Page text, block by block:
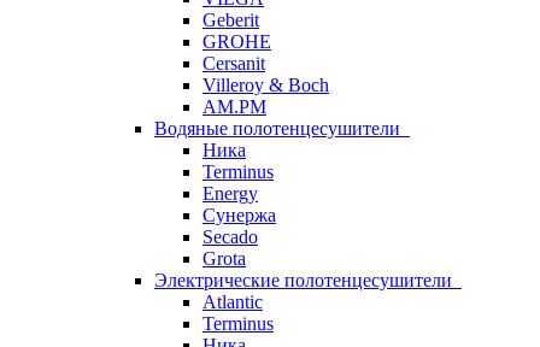
Geberit
GROHE
Cersanit
Villeroy & Boch
AM.PM
Водяные полотенцесушители
Ника
Terminus
Energy
Сунержа
Secado
Grota
Электрические полотенцесушители
Atlantic
Terminus